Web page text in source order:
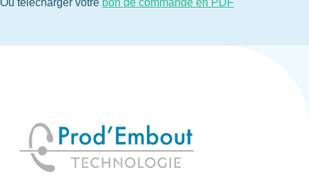
Ou télécharger votre bon de commande en PDF